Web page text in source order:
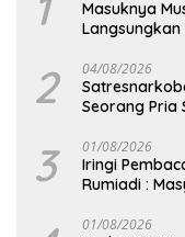
Masuknya
2 04/08/2026
Seorang Pria
3 01/08/2026
Iringi
Rumiadi :
01/08/2026